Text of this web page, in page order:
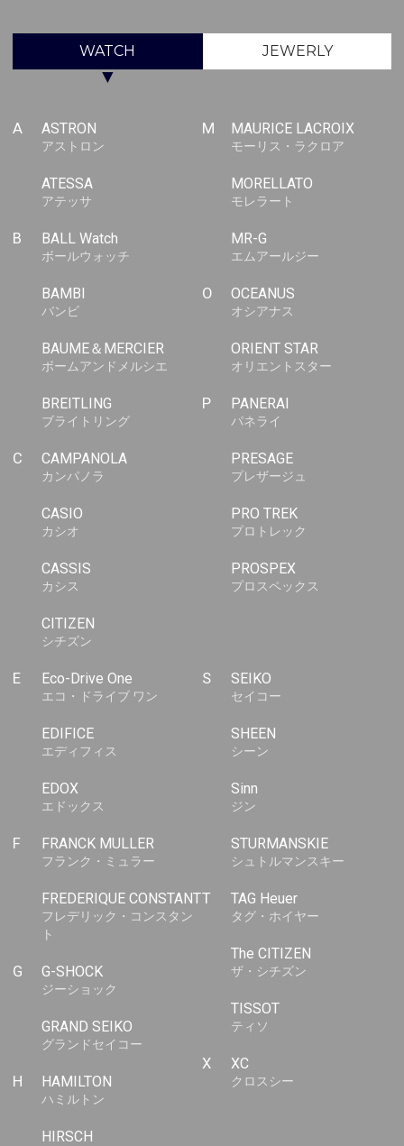
WATCH JEWERLY
▼
A ASTRON
アストロン
ATESSA
アテッサ
B BALL Watch
ボールウォッチ
BAMBI
バンビ
BAUME＆MERCIER
ボームアンドメルシエ
BREITLING
ブライトリング
C CAMPANOLA
カンパノラ
CASIO
カシオ
CASSIS
カシス
CITIZEN
シチズン
E Eco-Drive One
エコ・ドライブ ワン
EDIFICE
エディフィス
EDOX
エドックス
F FRANCK MULLER
フランク・ミュラー
FREDERIQUE CONSTANT
フレデリック・コンスタン
ト
G G-SHOCK
ジーショック
GRAND SEIKO
グランドセイコー
H HAMILTON
ハミルトン
HIRSCH
M MAURICE LACROIX
モーリス・ラクロア
MORELLATO
モレラート
MR-G
エムアールジー
O OCEANUS
オシアナス
ORIENT STAR
オリエントスター
P PANERAI
パネライ
PRESAGE
プレザージュ
PRO TREK
プロトレック
PROSPEX
プロスペックス
S SEIKO
セイコー
SHEEN
シーン
Sinn
ジン
STURMANSKIE
シュトルマンスキー
T TAG Heuer
タグ・ホイヤー
The CITIZEN
ザ・シチズン
TISSOT
ティソ
X XC
クロスシー